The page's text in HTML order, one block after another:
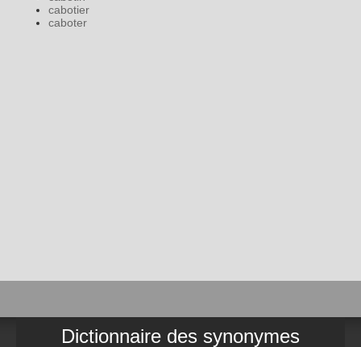
cabotier
caboter
Dictionnaire des synonymes